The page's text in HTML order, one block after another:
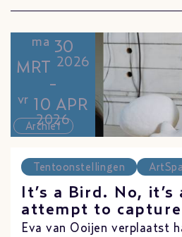
ma 30
MRT 2026
-
vr 10 APR
2026
Archief
Tentoonstellingen
It’s a Bird. No,
attempt to capture
Eva van Ooijen verplaatst